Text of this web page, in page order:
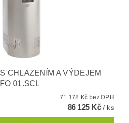
CHLAZENÍM A VÝDEJEM
01.SCL
71 178 Kč bez DPH
86 125 Kč/ ks